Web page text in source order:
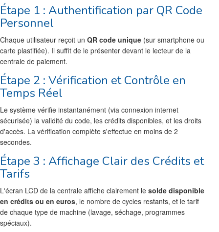
Étape 1 : Authentification par QR Code
Personnel
Chaque utilisateur reçoit un QR code unique (sur smartphone ou
carte plastifiée). Il suffit de le présenter devant le lecteur de la
centrale de paiement.
Étape 2 : Vérification et Contrôle en
Temps Réel
Le système vérifie instantanément (via connexion internet
sécurisée) la validité du code, les crédits disponibles, et les droits
d'accès. La vérification complète s'effectue en moins de 2
secondes.
Étape 3 : Affichage Clair des Crédits et
Tarifs
L'écran LCD de la centrale affiche clairement le solde disponible
en crédits ou en euros, le nombre de cycles restants, et le tarif
de chaque type de machine (lavage, séchage, programmes
spéciaux).